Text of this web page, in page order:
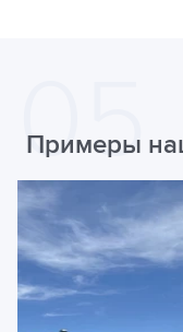
Примеры